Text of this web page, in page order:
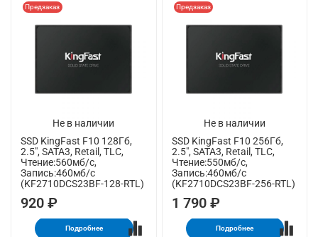
Не в наличии
Предзаказ
SSD KingFast F10 128Гб,
2.5", SATA3, Retail, TLC,
Чтение:560мб/с,
Запись:460мб/с
(KF2710DCS23BF-128-RTL)
920 ₽
Подробнее
Не в наличии
Предзаказ
SSD KingFast F10 256Гб,
2.5", SATA3, Retail, TLC,
Чтение:550мб/с,
Запись:460мб/с
(KF2710DCS23BF-256-RTL)
1 790 ₽
Подробнее